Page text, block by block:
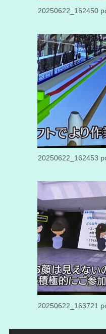
20250622_162450
20250622_162453
20250622_163721